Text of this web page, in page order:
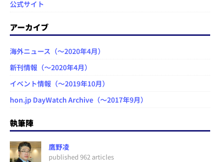
公式サイト
アーカイブ
海外ニュース（～2020年4月）
新刊情報（～2020年4月）
イベント情報（～2019年10月）
hon.jp DayWatch Archive（～2017年9月）
執筆陣
鷹野凌
published 962 articles